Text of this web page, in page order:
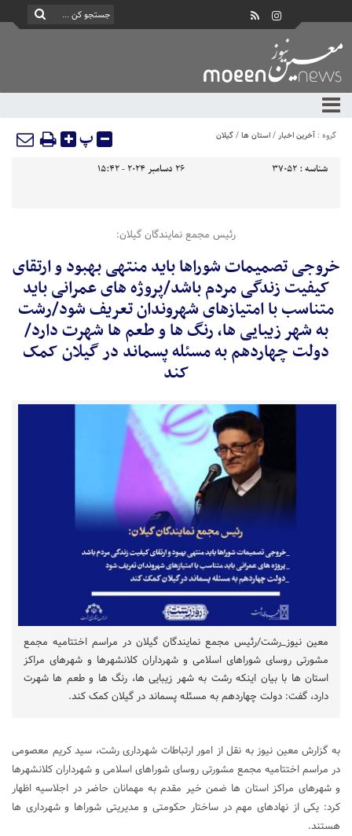
گروه : آخرین اخبار/استان ها/گیلان پ
شناسه : 37052 26 دسامبر 2024 - 15:42
رئیس مجمع نمایندگان گیلان:
خروجی تصمیمات شوراها باید منتهی بهبود و ارتقای
کیفیت زندگی مردم باشد/پروژه های عمرانی باید
متناسب با امتیازهای شهروندان تعریف شود/رشت
به شهر زیبایی ها، رنگ ها و طعم ها شهرت دارد/
دولت چهاردهم به مسئله پسماند در گیلان کمک
کند
معین نیوز_رشت/رئیس مجمع نمایندگان گیلان در مراسم اختتامیه مجمع
مشورتی روسای شوراهای اسلامی و شهرداران کلانشهرها و شهرهای مراکز
استان ها با بیان اینکه رشت به شهر زیبایی ها، رنگ ها و طعم ها شهرت
دارد، گفت: دولت چهاردهم به مسئله پسماند در گیلان کمک کند.
به گزارش معین نیوز به نقل از امور ارتباطات شهرداری رشت، سید کریم معصومی
در مراسم اختتامیه مجمع مشورتی روسای شوراهای اسلامی و شهرداران کلانشهرها
و شهرهای مراکز استان ها ضمن خیر مقدم به مهمانان حاضر در اجلاسیه اظهار
کرد: یکی از نهادهای مهم در ساختار حکومتی و مدیریتی شوراها و شهرداری ها
هستند.